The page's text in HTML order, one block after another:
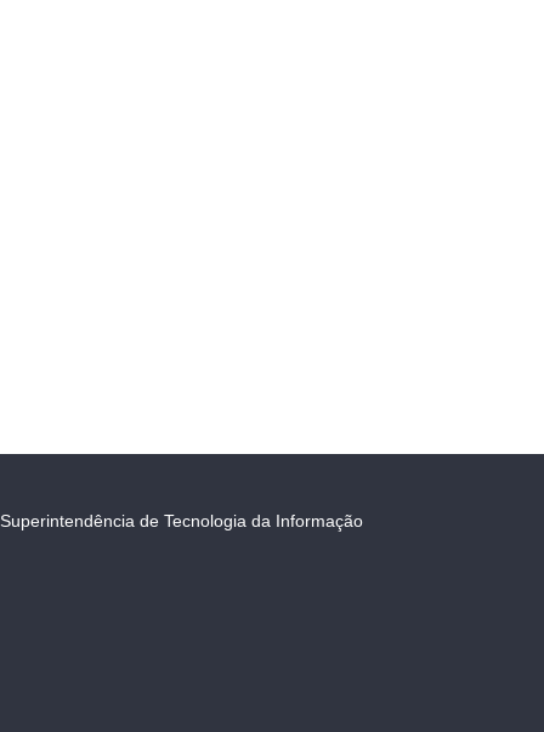
Superintendência de Tecnologia da Informação